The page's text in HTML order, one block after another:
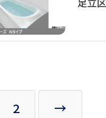
2 →